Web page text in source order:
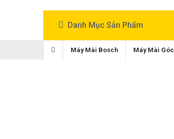
Danh Mục Sản Phẩm
Máy Mài Bosch Máy Mài Góc